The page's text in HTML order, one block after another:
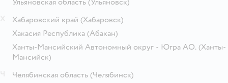
Хабаровский край (Хабаровск)
Хакасия Республика (Абакан)
Ханты-Мансийский Автономный округ - Югра АО. (Ханты-
Мансийск)
Челябинская область (Челябинск)